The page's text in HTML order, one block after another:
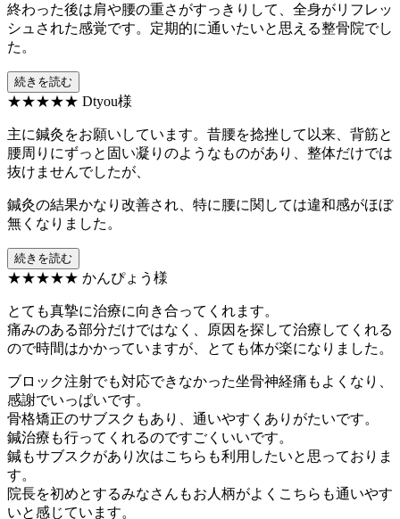
終わった後は肩や腰の重さがすっきりして、全身がリフレッ
シュされた感覚です。定期的に通いたいと思える整骨院でし
た。
続きを読む
★★★★★ Dtyou様
主に鍼灸をお願いしています。昔腰を捻挫して以来、背筋と
腰周りにずっと固い凝りのようなものがあり、整体だけでは
抜けませんでしたが、
鍼灸の結果かなり改善され、特に腰に関しては違和感がほぼ
無くなりました。
続きを読む
★★★★★ かんぴょう様
とても真摯に治療に向き合ってくれます。
痛みのある部分だけではなく、原因を探して治療してくれる
ので時間はかかっていますが、とても体が楽になりました。
ブロック注射でも対応できなかった坐骨神経痛もよくなり、
感謝でいっぱいです。
骨格矯正のサブスクもあり、通いやすくありがたいです。
鍼治療も行ってくれるのですごくいいです。
鍼もサブスクがあり次はこちらも利用したいと思っておりま
す。
院長を初めとするみなさんもお人柄がよくこちらも通いやす
いと感じています。